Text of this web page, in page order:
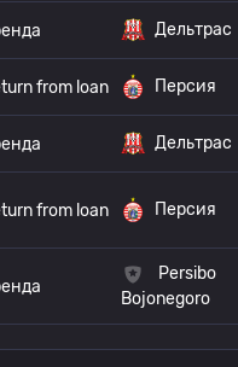
Дельтрас
from loan Персия
Дельтрас
from loan Персия
Persibo
Bojonegoro